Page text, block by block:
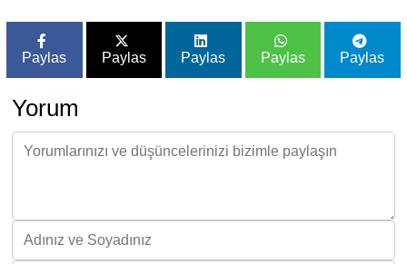
Paylas Paylas Paylas Paylas Paylas
Yorum